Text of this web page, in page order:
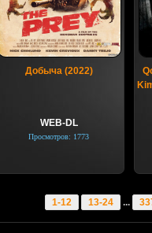
Добыча (2022)
WEB-DL
Просмотров: 1773
1-12 13-24 ...